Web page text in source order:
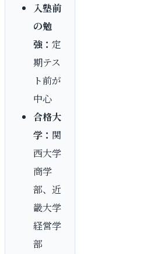
入塾前
の勉
強： 定
期テス
ト前が
中心
合格大
学： 関
西大学
商学
部、近
畿大学
経営学
部